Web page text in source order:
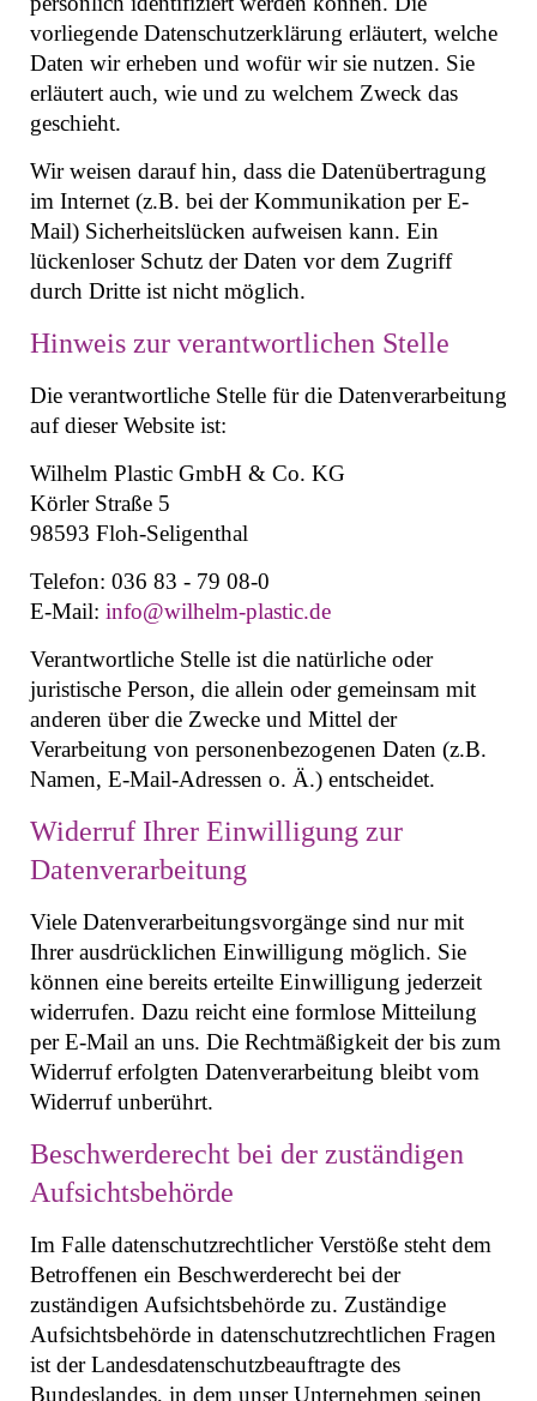
vorliegende Datenschutzerklärung erläutert, welche
Daten wir erheben und wofür wir sie nutzen. Sie
erläutert auch, wie und zu welchem Zweck das
geschieht.
Wir weisen darauf hin, dass die Datenübertragung
im Internet (z.B. bei der Kommunikation per E-
Mail) Sicherheitslücken aufweisen kann. Ein
lückenloser Schutz der Daten vor dem Zugriff
durch Dritte ist nicht möglich.
Hinweis zur verantwortlichen Stelle
Die verantwortliche Stelle für die Datenverarbeitung
auf dieser Website ist:
Wilhelm Plastic GmbH & Co. KG
Körler Straße 5
98593 Floh-Seligenthal
Telefon: 036 83 - 79 08-0
E-Mail: info@wilhelm-plastic.de
Verantwortliche Stelle ist die natürliche oder
juristische Person, die allein oder gemeinsam mit
anderen über die Zwecke und Mittel der
Verarbeitung von personenbezogenen Daten (z.B.
Namen, E-Mail-Adressen o. Ä.) entscheidet.
Widerruf Ihrer Einwilligung zur
Datenverarbeitung
Viele Datenverarbeitungsvorgänge sind nur mit
Ihrer ausdrücklichen Einwilligung möglich. Sie
können eine bereits erteilte Einwilligung jederzeit
widerrufen. Dazu reicht eine formlose Mitteilung
per E-Mail an uns. Die Rechtmäßigkeit der bis zum
Widerruf erfolgten Datenverarbeitung bleibt vom
Widerruf unberührt.
Beschwerderecht bei der zuständigen
Aufsichtsbehörde
Im Falle datenschutzrechtlicher Verstöße steht dem
Betroffenen ein Beschwerderecht bei der
zuständigen Aufsichtsbehörde zu. Zuständige
Aufsichtsbehörde in datenschutzrechtlichen Fragen
ist der Landesdatenschutzbeauftragte des
Bundeslandes, in dem unser Unternehmen seinen